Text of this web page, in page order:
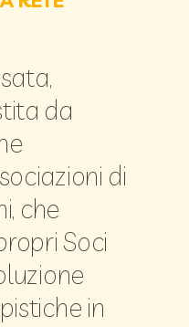
da
di
che
Soci
in